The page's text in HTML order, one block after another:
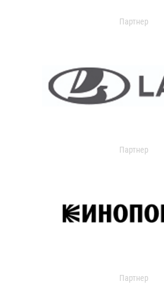
Партнер
Партнер
Партнер